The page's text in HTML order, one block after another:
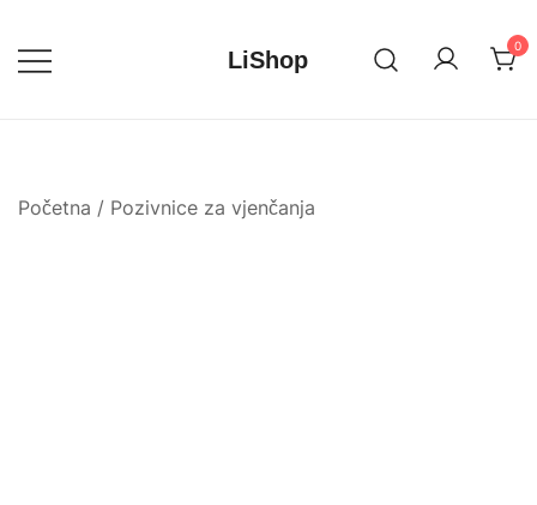
content
LiShop
0
Početna / Pozivnice za vjenčanja